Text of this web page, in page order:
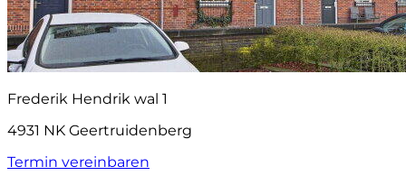
Frederik Hendrik wal 1
4931 NK Geertruidenberg
Termin vereinbaren